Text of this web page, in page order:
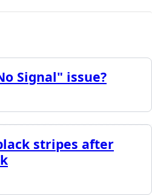
Signal" issue?
stripes after